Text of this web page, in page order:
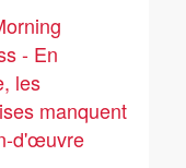
- En
les
manquent
d'œuvre